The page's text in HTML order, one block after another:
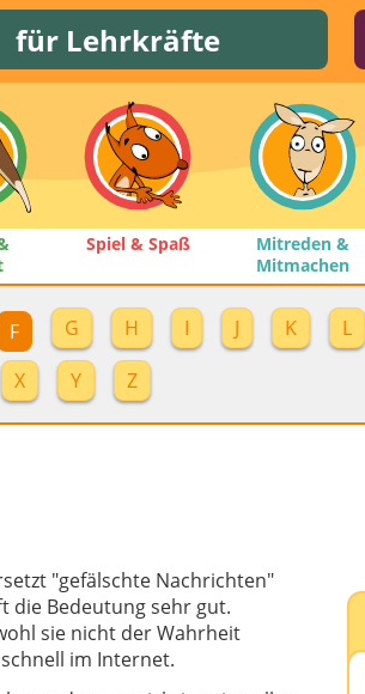
für Lehrkräfte
Spiel & Spaß
Mitreden &
Mitmachen
F G H I J K L
X Y Z
"gefälschte Nachrichten"
die Bedeutung sehr gut.
sie nicht der Wahrheit
im Internet.